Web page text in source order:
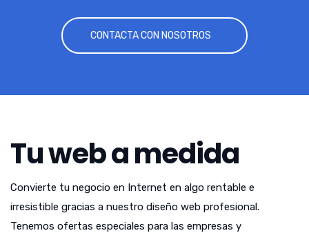
CONTACTA CON NOSOTROS
Tu web a medida
Convierte tu negocio en Internet en algo rentable e
irresistible gracias a nuestro diseño web profesional.
Tenemos ofertas especiales para las empresas y